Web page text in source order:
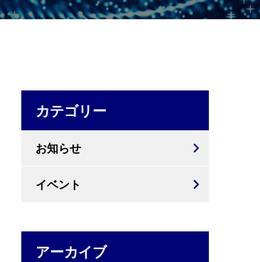
カテゴリー
お知らせ
イベント
アーカイブ